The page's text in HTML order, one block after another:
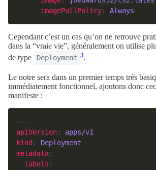
imagePullPolicy: Always
Cependant c’est un cas qu’on ne retrouve
dans la “vraie vie”, généralement on utilise
de type
Deployment 3.
Le notre sera dans un premier temps très
immédiatement fonctionnel, ajoutons donc
manifeste :
apiVersion: apps/v1
kind : Deployment
metadata
labels